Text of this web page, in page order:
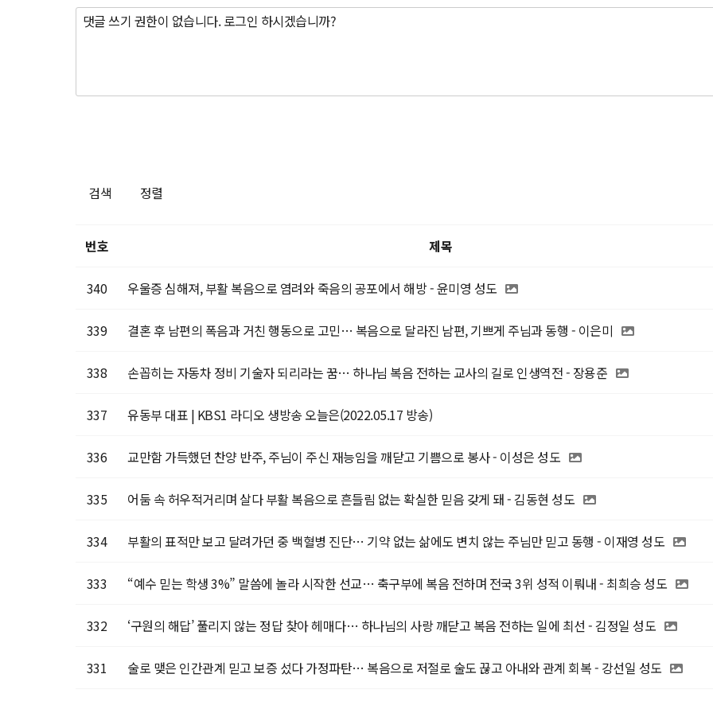
검색 정렬
번호 제목
340 우울증 심해져, 부활 복음으로 염려와 죽음의 공포에서 해방 - 윤미영 성도
339 결혼 후 남편의 폭음과 거친 행동으로 고민… 복음으로 달라진 남편, 기쁘게 주님과 동행 - 이은미
338 손꼽히는 자동차 정비 기술자 되리라는 꿈… 하나님 복음 전하는 교사의 길로 인생역전 - 장용준
337 유동부 대표 | KBS1 라디오 생방송 오늘은(2022.05.17 방송)
336 교만함 가득했던 찬양 반주, 주님이 주신 재능임을 깨닫고 기쁨으로 봉사 - 이성은 성도
335 어둠 속 허우적거리며 살다 부활 복음으로 흔들림 없는 확실한 믿음 갖게 돼 - 김동현 성도
334 부활의 표적만 보고 달려가던 중 백혈병 진단… 기약 없는 삶에도 변치 않는 주님만 믿고 동행 - 이재영 성도
333 “예수 믿는 학생 3%” 말씀에 놀라 시작한 선교… 축구부에 복음 전하며 전국 3위 성적 이뤄내 - 최희승 성도
332 ‘구원의 해답’ 풀리지 않는 정답 찾아 헤매다… 하나님의 사랑 깨닫고 복음 전하는 일에 최선 - 김정일 성도
331 술로 맺은 인간관계 믿고 보증 섰다 가정파탄… 복음으로 저절로 술도 끊고 아내와 관계 회복 - 강선일 성도